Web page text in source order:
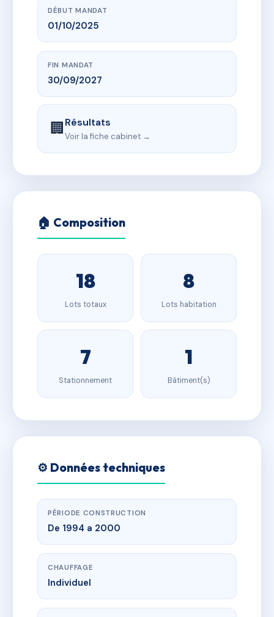
DÉBUT MANDAT
01/10/2025
FIN MANDAT
30/09/2027
🏢Résultats
Voir la fiche cabinet →
🏠 Composition
18
Lots totaux
8
Lots habitation
7
Stationnement
1
Bâtiment(s)
⚙️ Données techniques
PÉRIODE CONSTRUCTION
De 1994 a 2000
CHAUFFAGE
Individuel